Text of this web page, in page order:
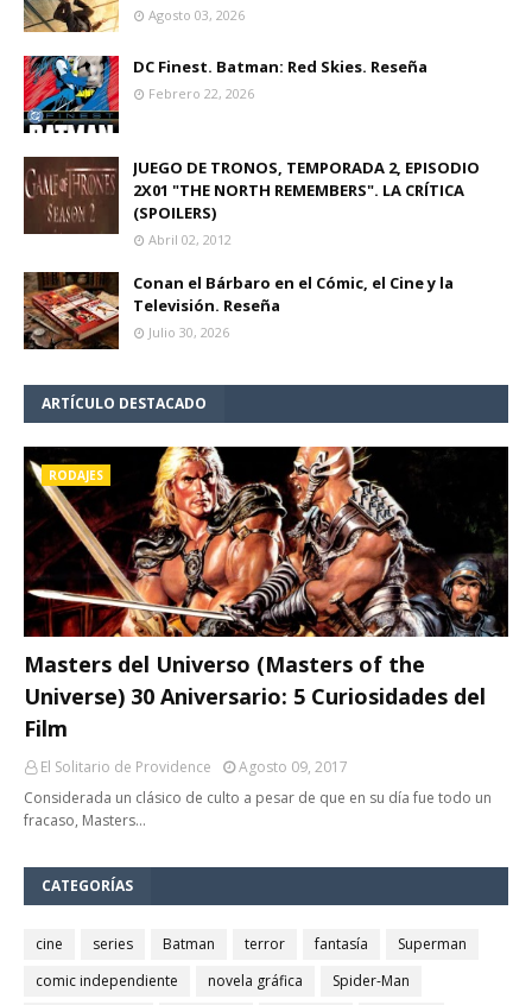
Agosto 03, 2026
DC Finest. Batman: Red Skies. Reseña
Febrero 22, 2026
JUEGO DE TRONOS, TEMPORADA 2, EPISODIO
2X01 "THE NORTH REMEMBERS". LA CRÍTICA
(SPOILERS)
Abril 02, 2012
Conan el Bárbaro en el Cómic, el Cine y la
Televisión. Reseña
Julio 30, 2026
ARTÍCULO DESTACADO
RODAJES
Masters del Universo (Masters of the
Universe) 30 Aniversario: 5 Curiosidades del
Film
El Solitario de Providence
Agosto 09, 2017
Considerada un clásico de culto a pesar de que en su día fue todo un
fracaso, Masters…
CATEGORÍAS
cine series Batman terror fantasía
Superman
comic independiente
novela gráfica
Spider-Man